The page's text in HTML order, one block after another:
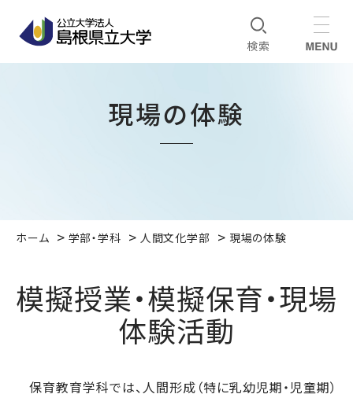
現場の体験
ホーム 学部・学科 人間文化学部 現場の体験
模擬授業・模擬保育・現場
体験活動
保育教育学科では、人間形成（特に乳幼児期・児童期）